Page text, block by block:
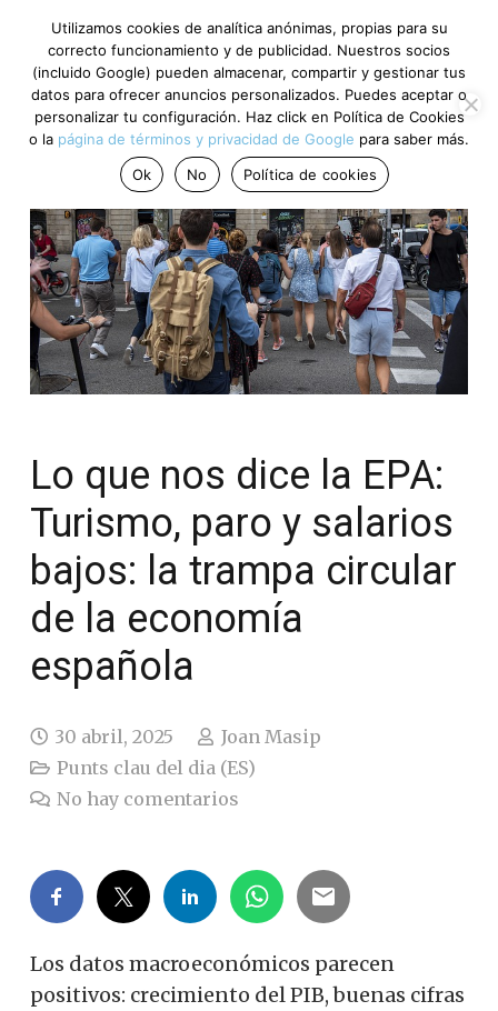
Lo que nos dice la EPA:
Turismo, paro y salarios
bajos: la trampa circular
de la economía
española
30 abril, 2025
Joan Masip
Punts clau del dia (ES)
No hay comentarios
Los datos macroeconómicos parecen
positivos: crecimiento del PIB, buenas cifras
Utilizamos cookies de analítica anónimas, propias para su
correcto funcionamiento y de publicidad. Nuestros socios
(incluido Google) pueden almacenar, compartir y gestionar tus
datos para ofrecer anuncios personalizados. Puedes aceptar o
personalizar tu configuración. Haz click en Política de Cookies
o la página de términos y privacidad de Google para saber más.
Ok
No Política de cookies